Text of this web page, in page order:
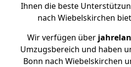
Ihnen die beste
nach Wiebelskirchen
Wir verfügen über
Umzugsbereich und haben
Bonn nach Wiebelskirchen